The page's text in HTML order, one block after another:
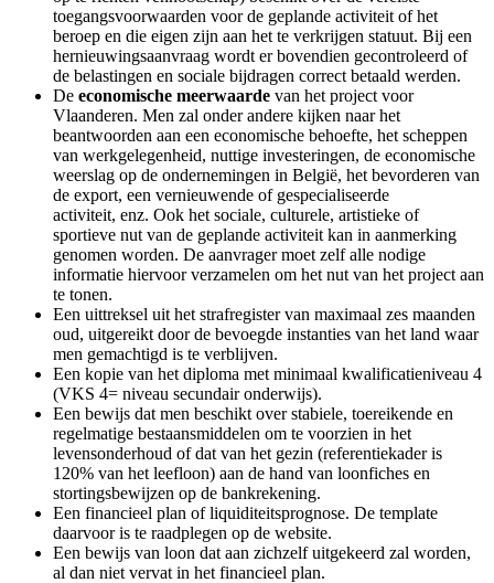
toegangsvoorwaarden voor de geplande activiteit of het
beroep en die eigen zijn aan het te verkrijgen statuut. Bij een
hernieuwingsaanvraag wordt er bovendien gecontroleerd of
de belastingen en sociale bijdragen correct betaald werden.
De economische meerwaarde van het project voor
Vlaanderen. Men zal onder andere kijken naar het
beantwoorden aan een economische behoefte, het scheppen
van werkgelegenheid, nuttige investeringen, de economische
weerslag op de ondernemingen in België, het bevorderen van
de export, een vernieuwende of gespecialiseerde
activiteit, enz. Ook het sociale, culturele, artistieke of
sportieve nut van de geplande activiteit kan in aanmerking
genomen worden. De aanvrager moet zelf alle nodige
informatie hiervoor verzamelen om het nut van het project aan
te tonen.
Een uittreksel uit het strafregister van maximaal zes maanden
oud, uitgereikt door de bevoegde instanties van het land waar
men gemachtigd is te verblijven.
Een kopie van het diploma met minimaal kwalificatieniveau 4
(VKS 4= niveau secundair onderwijs).
Een bewijs dat men beschikt over stabiele, toereikende en
regelmatige bestaansmiddelen om te voorzien in het
levensonderhoud of dat van het gezin (referentiekader is
120% van het leefloon) aan de hand van loonfiches en
stortingsbewijzen op de bankrekening.
Een financieel plan of liquiditeitsprognose. De template
daarvoor is te raadplegen op de website.
Een bewijs van loon dat aan zichzelf uitgekeerd zal worden,
al dan niet vervat in het financieel plan.